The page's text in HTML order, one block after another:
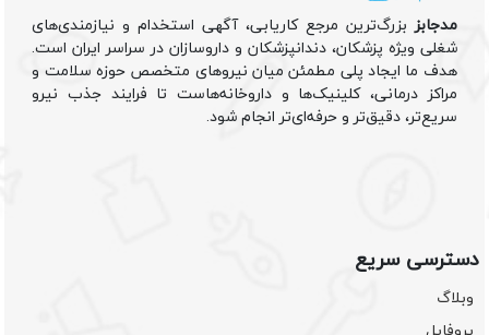
مدجابزبزرگ‌ترین مرجع کاریابی، آگهی استخدام و نیازمندی‌های
شغلی ویژه پزشکان، دندانپزشکان و داروسازان در سراسر ایران است.
هدف ما ایجاد پلی مطمئن میان نیروهای متخصص حوزه سلامت و
مراکز درمانی، کلینیک‌ها و داروخانه‌هاست تا فرایند جذب نیرو
سریع‌تر، دقیق‌تر و حرفه‌ای‌تر انجام شود.
دسترسی سریع
وبلاگ